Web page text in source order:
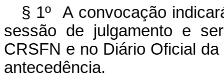
§ 1º A convocação
sessão de julgamento e
CRSFN e no Diário Oficial
antecedência.